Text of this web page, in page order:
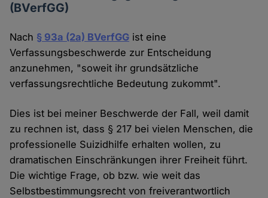
(BVerfGG)
Nach § 93a (2a) BVerfGG ist eine
Verfassungsbeschwerde zur Entscheidung
anzunehmen, "soweit ihr grundsätzliche
verfassungsrechtliche Bedeutung zukommt".
Dies ist bei meiner Beschwerde der Fall, weil damit
zu rechnen ist, dass § 217 bei vielen Menschen, die
professionelle Suizidhilfe erhalten wollen, zu
dramatischen Einschränkungen ihrer Freiheit führt.
Die wichtige Frage, ob bzw. wie weit das
Selbstbestimmungsrecht von freiverantwortlich